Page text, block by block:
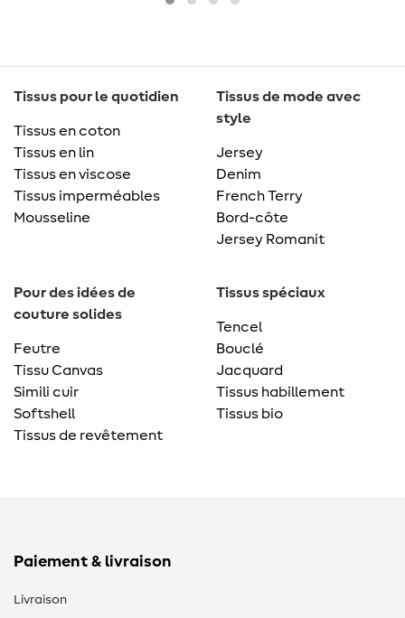
Tissus pour le quotidien
Tissus en coton
Tissus en lin
Tissus en viscose
Tissus imperméables
Mousseline
Tissus de mode avec
style
Jersey
Denim
French Terry
Bord-côte
Jersey Romanit
Pour des idées de
couture solides
Feutre
Tissu Canvas
Simili cuir
Softshell
Tissus de revêtement
Tissus spéciaux
Tencel
Bouclé
Jacquard
Tissus habillement
Tissus bio
Paiement & livraison
Livraison